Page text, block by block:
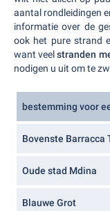
aantal rondleidingen
informatie over de
ook het pure strand
want veelstranden
nodigen u uit om te
bestemming voor
Bovenste Barracca
Oude stad Mdina
Blauwe Grot